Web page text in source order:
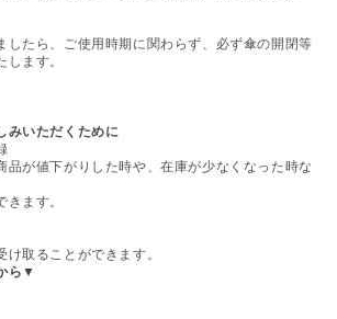
たら、ご使用時期に関わらず、必ず傘の開閉等
ます。
みいただくために
品が値下がりした時や、在庫が少なくなった時な
ます。
取ることができます。
ら▼